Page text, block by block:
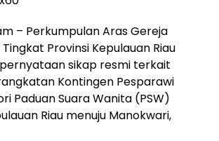
– Perkumpulan Aras Gereja
Provinsi Kepulauan Riau
sikap resmi terkait
Kontingen Pesparawi
Paduan Suara Wanita (PSW)
Riau menuju Manokwari,